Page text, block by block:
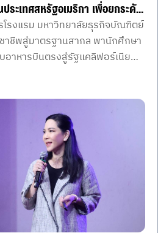
ะเทศสหรัฐอเมริกา เพื่อยกระดับ
โรงแรม มหาวิทยาลัยธุรกิจบัณฑิตย์
าชีพสู่มาตรฐานสากล พานักศึกษา
อาหารบินตรงสู่รัฐแคลิฟอร์เนีย
ดโลกการเรียนรู้นอกห้องเรียน
ดับนานาชาติและศึกษา
ากแหล่งต้นกำเนิด